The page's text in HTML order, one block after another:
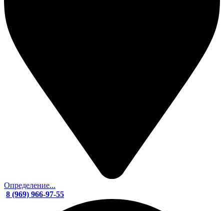
Определение...
8 (969) 966-97-55